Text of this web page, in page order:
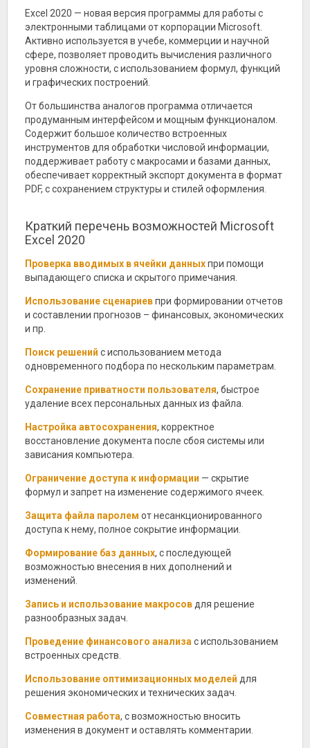
Excel 2020 — новая версия программы для работы с
электронными таблицами от корпорации Microsoft.
Активно используется в учебе, коммерции и научной
сфере, позволяет проводить вычисления различного
уровня сложности, с использованием формул, функций
и графических построений.
От большинства аналогов программа отличается
продуманным интерфейсом и мощным функционалом.
Содержит большое количество встроенных
инструментов для обработки числовой информации,
поддерживает работу с макросами и базами данных,
обеспечивает корректный экспорт документа в формат
PDF, с сохранением структуры и стилей оформления.
Краткий перечень возможностей Microsoft
Excel 2020
Проверка вводимых в ячейки данныхпри помощи
выпадающего списка и скрытого примечания.
Использование сценариевпри формировании отчетов
и составлении прогнозов – финансовых, экономических
и пр.
Поиск решений с использованием метода
одновременного подбора по нескольким параметрам.
Сохранение приватности пользователя, быстрое
удаление всех персональных данных из файла.
Настройка автосохранения, корректное
восстановление документа после сбоя системы или
зависания компьютера.
Ограничение доступа к информации — скрытие
формул и запрет на изменение содержимого ячеек.
Защита файла паролем от несанкционированного
доступа к нему, полное сокрытие информации.
Формирование баз данных, с последующей
возможностью внесения в них дополнений и
изменений.
Запись и использование макросов для решение
разнообразных задач.
Проведение финансового анализа с использованием
встроенных средств.
Использование оптимизационных моделей для
решения экономических и технических задач.
Совместная работа, с возможностью вносить
изменения в документ и оставлять комментарии.